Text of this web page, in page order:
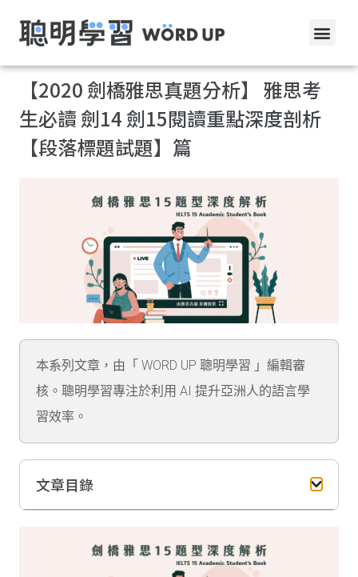
【2020 劍橋雅思真題分析】 雅思考
生必讀 劍14 劍15閱讀重點深度剖析
【段落標題試題】篇
本系列文章，由「 WORD UP 聰明學習 」編輯審
核。聰明學習專注於利用 AI 提升亞洲人的語言學
習效率。
文章目錄